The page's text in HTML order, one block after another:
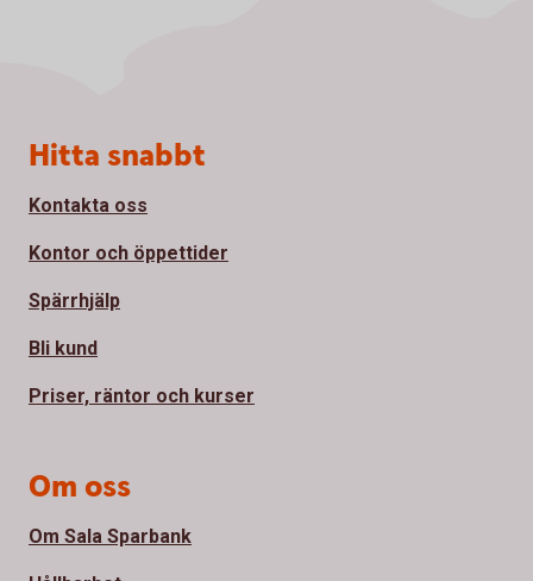
Sidfot
Hitta snabbt
Kontakta oss
Kontor och öppettider
Spärrhjälp
Bli kund
Priser, räntor och kurser
Om oss
Om Sala Sparbank